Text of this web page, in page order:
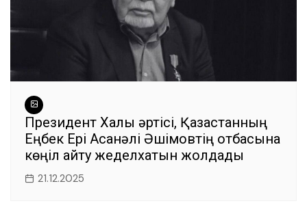
Президент Халық әртісі, Қазақстанның
Еңбек Ері Асанәлі Әшімовтің отбасына
көңіл айту жеделхатын жолдады
21.12.2025